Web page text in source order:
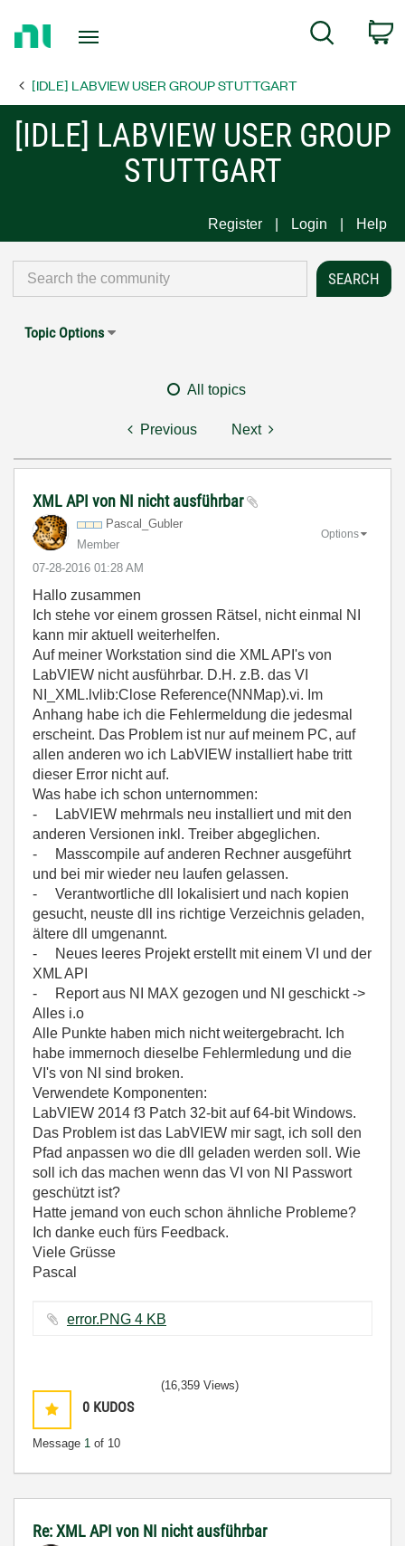
Page
Search
[IDLE] LABVIEW USER GROUP STUTTGART
[IDLE] LABVIEW USER GROUP
STUTTGART
Register Login Help
Topic Options
All topics
Previous Next
XML API von NI nicht ausführbar
Pascal_Gubler
Member
‎07-28-2016 01:28 AM
Options
Hallo zusammen
Ich stehe vor einem grossen Rätsel, nicht einmal NI
kann mir aktuell weiterhelfen.
Auf meiner Workstation sind die XML API's von
LabVIEW nicht ausführbar. D.H. z.B. das VI
NI_XML.lvlib:Close Reference(NNMap).vi. Im
Anhang habe ich die Fehlermeldung die jedesmal
erscheint. Das Problem ist nur auf meinem PC, auf
allen anderen wo ich LabVIEW installiert habe tritt
dieser Error nicht auf.
Was habe ich schon unternommen:
- LabVIEW mehrmals neu installiert und mit den
anderen Versionen inkl. Treiber abgeglichen.
- Masscompile auf anderen Rechner ausgeführt
und bei mir wieder neu laufen gelassen.
- Verantwortliche dll lokalisiert und nach kopien
gesucht, neuste dll ins richtige Verzeichnis geladen,
ältere dll umgenannt.
- Neues leeres Projekt erstellt mit einem VI und der
XML API
- Report aus NI MAX gezogen und NI geschickt ->
Alles i.o
Alle Punkte haben mich nicht weitergebracht. Ich
habe immernoch dieselbe Fehlermledung und die
VI's von NI sind broken.
Verwendete Komponenten:
LabVIEW 2014 f3 Patch 32-bit auf 64-bit Windows.
Das Problem ist das LabVIEW mir sagt, ich soll den
Pfad anpassen wo die dll geladen werden soll. Wie
soll ich das machen wenn das VI von NI Passwort
geschützt ist?
Hatte jemand von euch schon ähnliche Probleme?
Ich danke euch fürs Feedback.
Viele Grüsse
Pascal
error.PNG ‏4 KB
0 KUDOS
Message 1 of 10
(16,359 Views)
Re: XML API von NI nicht ausführbar